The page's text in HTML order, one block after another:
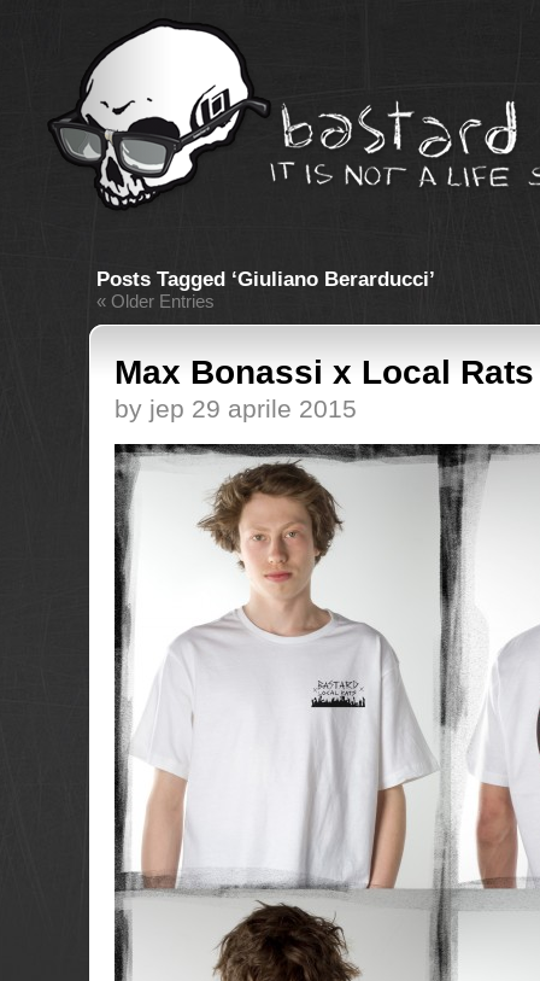
Posts Tagged ‘Giuliano Berarducci’
« Older Entries
Max Bonassi x Local Rats
by jep 29 aprile 2015